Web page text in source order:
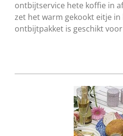
ontbijtservice hete koffie in
zet het warm gekookt eitje
ontbijtpakket is geschikt